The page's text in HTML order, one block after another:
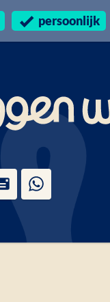
persoonlijk